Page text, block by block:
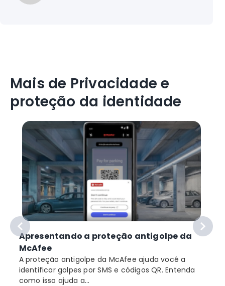
Mais de Privacidade e
proteção da identidade
Apresentando a proteção antigolpe da
McAfee
A proteção antigolpe da McAfee ajuda você a
identificar golpes por SMS e códigos QR. Entenda
como isso ajuda a...